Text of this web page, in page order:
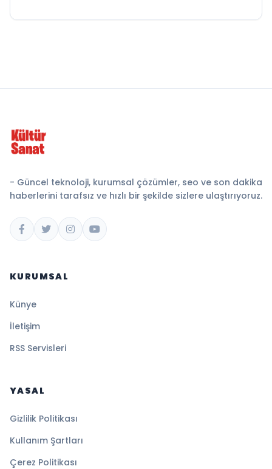
- Güncel teknoloji, kurumsal çözümler, seo ve son dakika
haberlerini tarafsız ve hızlı bir şekilde sizlere ulaştırıyoruz.
KURUMSAL
Künye
İletişim
RSS Servisleri
YASAL
Gizlilik Politikası
Kullanım Şartları
Çerez Politikası